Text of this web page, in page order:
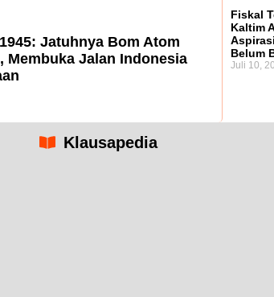
Jatuhnya Bom Atom
Membuka Jalan Indonesia
Fiskal
Kaltim
Belum
Juli 10,
Klausapedia